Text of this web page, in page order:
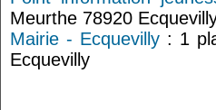
Meurthe 78920
Mairie - Ecquevilly : 1
Ecquevilly